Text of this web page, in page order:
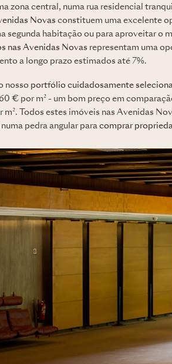
zona central, numa rua residencial
Novas constituem uma excelente
segunda habitação ou para aproveitar o
nas Avenidas Novas representam uma
a longo prazo estimados até 7%.
nosso portfólio cuidadosamente
€ por m² - um bom preço em
m². Todos estes imóveis nas Avenidas
pedra angular para comprar